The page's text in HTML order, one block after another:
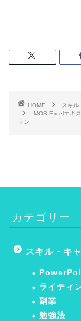
HOME スキル
MOS Excelエキ
ラン
カテゴリー
スキル・キ
ライティ
副業
勉強法